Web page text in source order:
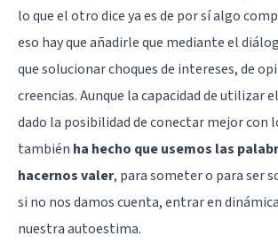
lo que el otro dice ya es de por sí algo
eso hay que añadirle que mediante el
que solucionar choques de intereses, de
creencias. Aunque la capacidad de utilizar
dado la posibilidad de conectar mejor con
también ha hecho que usemos las
hacernos valer, para someter o para ser
si no nos damos cuenta, entrar en
nuestra autoestima.